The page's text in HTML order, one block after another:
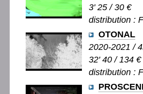
3' 25 / 30 €
distribution :
OTONAL
2020-2021 /
32' 40 / 134 €
distribution :